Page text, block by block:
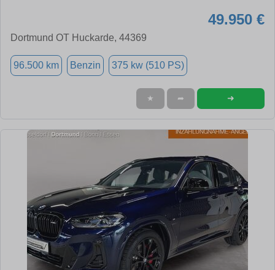
49.950 €
Dortmund OT Huckarde, 44369
96.500 km Benzin 375 kw (510 PS)
★ ➦ ➜